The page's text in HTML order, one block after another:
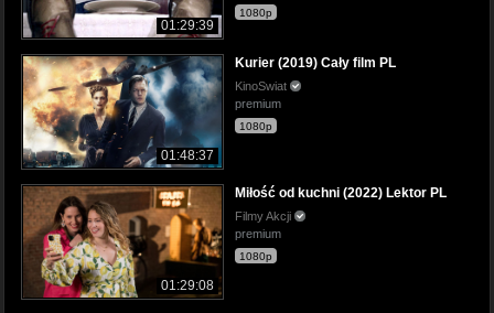
01:29:39
1080p
01:48:37
Kurier (2019) Cały film PL
KinoSwiat
premium
1080p
01:29:08
Miłość od kuchni (2022) Lektor PL
Filmy Akcji
premium
1080p